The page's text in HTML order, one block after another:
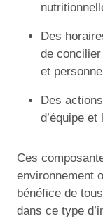
Des
de
et
Des
d’équipe et
Ces
environnement
bénéfice de
dans ce type